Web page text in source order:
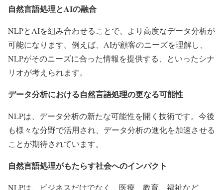
自然言語処理とAIの融合
NLPとAIを組み合わせることで、より高度なデータ分析が
可能になります。例えば、AIが顧客のニーズを理解し、
NLPがそのニーズに合った情報を提供する、といったシナ
リオが考えられます。
データ分析における自然言語処理の更なる可能性
NLPは、データ分析の新たな可能性を開く技術です。今後
も様々な分野で活用され、データ分析の進化を加速させる
ことが期待されています。
自然言語処理がもたらす社会へのインパクト
NLPは、ビジネスだけでなく、医療、教育、福祉など、